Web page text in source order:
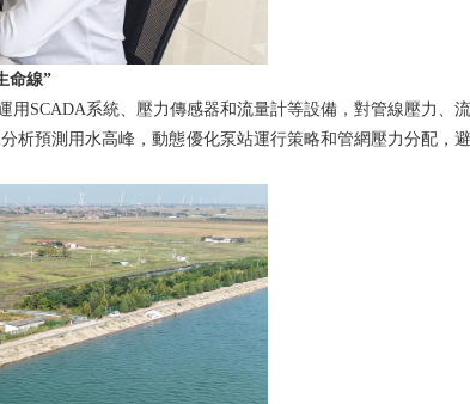
命線”
SCADA系統、壓力傳感器和流量計等設備，對管線壓力、流
析預測用水高峰，動態優化泵站運行策略和管網壓力分配，避